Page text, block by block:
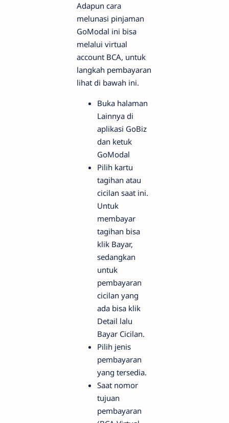
Adapun cara
melunasi pinjaman
GoModal ini bisa
melalui virtual
account BCA, untuk
langkah pembayaran
lihat di bawah ini.
Buka halaman
Lainnya di
aplikasi GoBiz
dan ketuk
GoModal
Pilih kartu
tagihan atau
cicilan saat ini.
Untuk
membayar
tagihan bisa
klik Bayar,
sedangkan
untuk
pembayaran
cicilan yang
ada bisa klik
Detail lalu
Bayar Cicilan.
Pilih jenis
pembayaran
yang tersedia.
Saat nomor
tujuan
pembayaran